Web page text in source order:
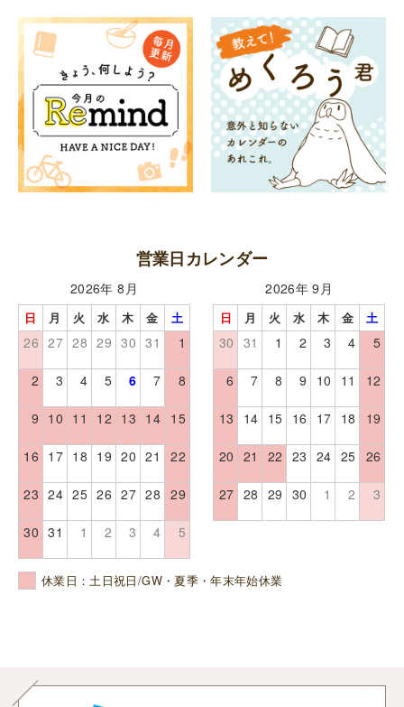
営業日カレンダー
2026年 8月
日 月 火 水 木 金 土
26 27 28 29 30 31 1
2 3 4 5 6 7 8
9 10 11 12 13 14 15
16 17 18 19 20 21 22
23 24 25 26 27 28 29
30 31 1 2 3 4 5
2026年 9月
日 月 火 水 木 金 土
30 31 1 2 3 4 5
6 7 8 9 10 11 12
13 14 15 16 17 18 19
20 21 22 23 24 25 26
27 28 29 30 1 2 3
休業日：土日祝日/GW・夏季・年末年始休業